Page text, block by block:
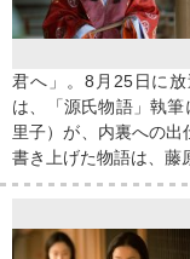
君へ」。8月25日に
は、「源氏物語」執
里子）が、内裏への
書き上げた物語は、藤